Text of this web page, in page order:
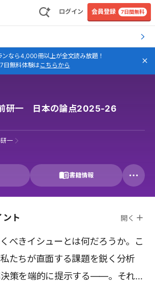
ログイン 会員登録 7日間無料
ンなら4,000冊以上が全文読み放題！
7日無料体験はこちらから
研一 日本の論点2025-26
一
書籍情報
ント 開く
べきイシューとは何だろうか。こ
たちが直面する課題を鋭く分析
決策を端的に提示する――。それが